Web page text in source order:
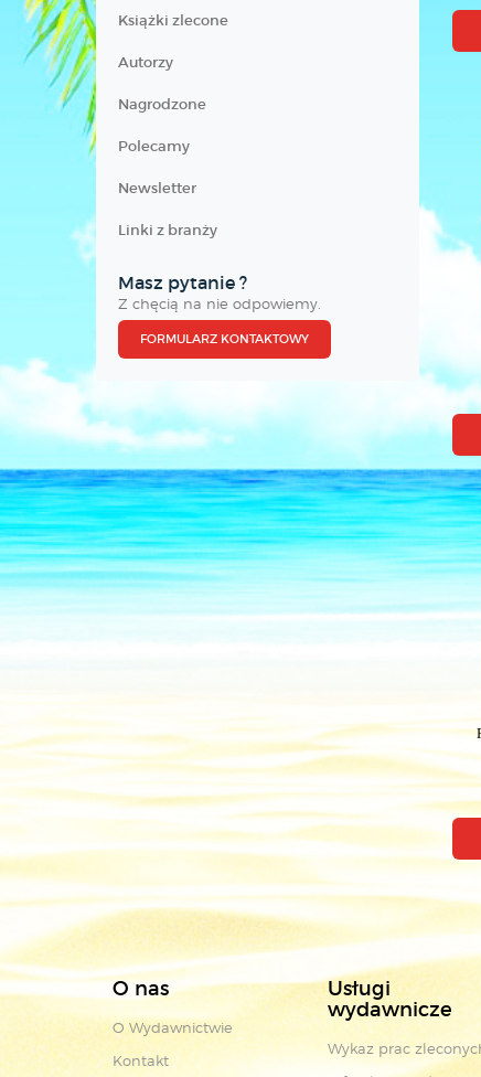
Książki zlecone
Autorzy
Nagrodzone
Polecamy
Newsletter
Linki z branży
Masz pytanie ?
Z chęcią na nie odpowiemy.
FORMULARZ KONTAKTOWY
O nas
O Wydawnictwie
Kontakt
Usługi
wydawnicze
Wykaz prac